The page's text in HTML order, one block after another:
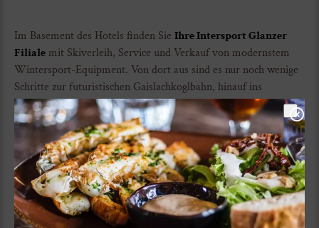
Im Basement des Hotels finden Sie Ihre Intersport Glanzer
Filialemit Skiverleih, Service und Verkauf von modernstem
Wintersport-Equipment. Von dort aus sind es nur noch wenige
Schritte zur futuristischen Gaislachkoglbahn, hinauf ins
Skigebiet Sölden.
Zweiter Shop an der Giggijochbahn
Sie haben in unserem Inhouse-Shop nicht gefunden, was Sie
suchen? Kein Problem. Nur 45 Meter von der Giggijochbahn,
der zweiten Seilbahn ins Skigebiet Sölden, entfernt erwartet Sie
ein weiterer Intersport Glanzer Shop mit allem, was das Herz